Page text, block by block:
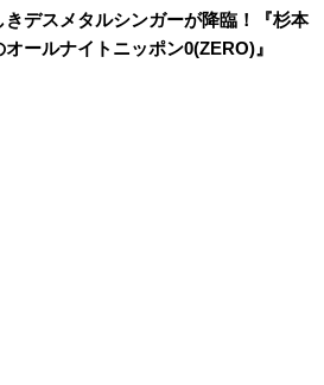
きデスメタルシンガーが降臨！『杉本
オールナイトニッポン0(ZERO)』